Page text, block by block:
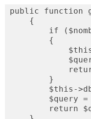
public function
    {
if
        {
        }
$this-
$query
return